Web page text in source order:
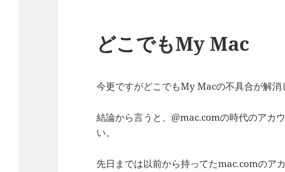
どこでもMy Mac
今更ですがどこでもMy Macの不具合が解消
結論から言うと、@mac.comの時代のアカ
い。
先日までは以前から持ってたmac.comのア